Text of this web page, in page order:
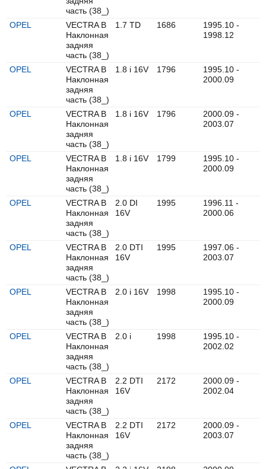
часть (38_)
OPEL
VECTRA B
Наклонная
задняя
часть (38_)
1.7 TD 1686
1995.10 -
1998.12
OPEL
VECTRA B
Наклонная
задняя
часть (38_)
1.8 i 16V 1796
1995.10 -
2000.09
OPEL
VECTRA B
Наклонная
задняя
часть (38_)
1.8 i 16V 1796
2000.09 -
2003.07
OPEL
VECTRA B
Наклонная
задняя
часть (38_)
1.8 i 16V 1799
1995.10 -
2000.09
OPEL
VECTRA B
Наклонная
задняя
часть (38_)
2.0 DI
16V
1995
1996.11 -
2000.06
OPEL
VECTRA B
Наклонная
задняя
часть (38_)
2.0 DTI
16V
1995
1997.06 -
2003.07
OPEL
VECTRA B
Наклонная
задняя
часть (38_)
2.0 i 16V 1998
1995.10 -
2000.09
OPEL
VECTRA B
Наклонная
задняя
часть (38_)
2.0 i 1998
1995.10 -
2002.02
OPEL
VECTRA B
Наклонная
задняя
часть (38_)
2.2 DTI
16V
2172
2000.09 -
2002.04
OPEL
VECTRA B
Наклонная
задняя
часть (38_)
2.2 DTI
16V
2172
2000.09 -
2003.07